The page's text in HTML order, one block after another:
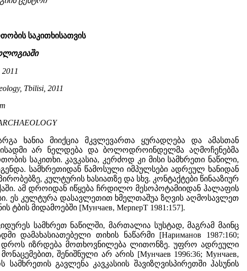
საკითხისათვის
Tbilisi, 2011
ხანია მიიქცია მკვლევართა ყურადღება და ამასთან
არ ნელდება და ბოლოდროინდელმა აღმოჩენებმა
საკითხი. კავკასია, კერძოდ კი მისი სამხრეთი ნაწილი,
სამხრეთიდან წამოსული იმპულსები ადრეულ ხანიდან
კულტურის ხასიათზე და სხვ. კონტაქტები წინააზიურ
ამ დროიდან იწყება ჩრდილო მესოპოტამიიდან ჰალაფის
ეს კულტურა დასავლეთით ხმელთაშუა ზღვის აღმოსავლეთ
მიდამოებში [Мунчаев, MepnepT 1981:157].
სამხრეთ ნაწილში, მართალია სუსტად, მაგრამ მაინც
თიხის ნაწარმი [Нариманов 1987:160;
დროს იზრდება მოთხოვნილება ლითონზე. უფრო ადრეული
შენიშნული არ არის [Мунчаев 1996:36; Мунчаев,
გავლენა კავკასიის შავიზღვისპირეთში ჰასუნის